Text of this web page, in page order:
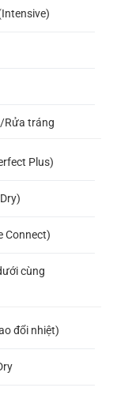
Rửa tráng
Plus)
Connect)
cùng
đổi nhiệt)